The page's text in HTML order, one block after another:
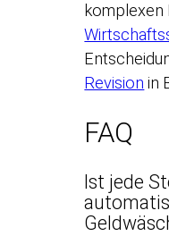
Revision in
FAQ
Ist jede